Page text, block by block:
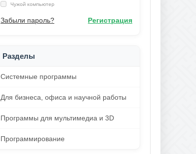
Чужой компьютер
Забыли пароль? Регистрация
Разделы
Системные программы
Для бизнеса, офиса и научной работы
Программы для мультимедиа и 3D
Программирование